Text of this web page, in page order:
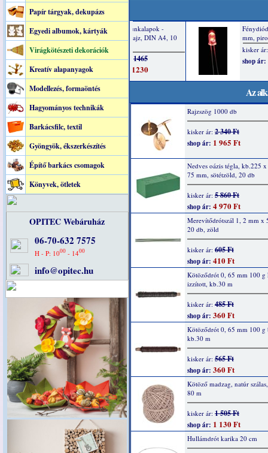
Papír tárgyak, dekupázs
Egyedi albumok, kártyák
Virágkötészeti dekorációk
Kreatív alapanyagok
Modellezés, formaöntés
Hagyományos technikák
Barkácsfilc, textil
Gyöngyök, ékszerkészítés
Építő barkács csomagok
Könyvek, ötletek
OPITEC Webáruház
06-70-632 7575
H - P: 1000- 1400
info@opitec.hu
Az
Rajzszög 1000 db
kisker ár: 2 340 Ft
shop ár: 1 965 Ft
Nedves oázis tégla, kb.225
75 mm, sötétzöld, 20 db
kisker ár: 5 860 Ft
shop ár: 4 970 Ft
Merevítődrótszál 1, 2 mm x
20 db, zöld
kisker ár: 605 Ft
shop ár: 410 Ft
Kötöződrót 0, 65 mm 100 g
izzított, kb.30 m
kisker ár: 485 Ft
shop ár: 360 Ft
Kötöződrót 0, 65 mm 100 g
kb.30 m
kisker ár: 565 Ft
shop ár: 360 Ft
Kötöző madzag, natúr
80 m
kisker ár: 1 505 Ft
shop ár: 1 130 Ft
Hullámdrót karika 20 cm